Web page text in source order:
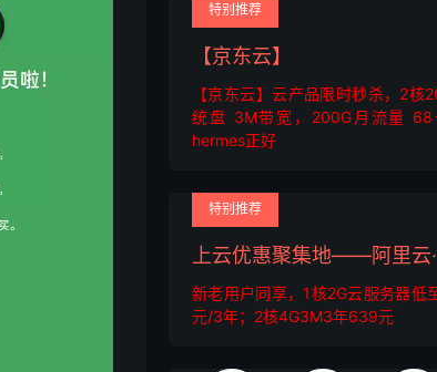
特别推荐
【京东云】
【京东云】云产品限时秒杀，2核
统盘 3M带宽，200G月流量
hermes正好
特别推荐
上云优惠聚集地——阿里云
新老用户同享，1核2G云服务器低
元/3年；2核4G3M3年639元